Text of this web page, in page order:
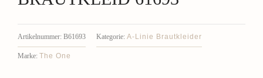
Artikelnummer: B61693 Kategorie: A-Linie Brautkleider
Marke: The One